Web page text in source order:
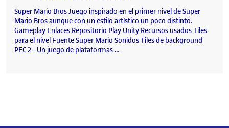
Super Mario Bros Juego inspirado en el primer nivel de Super
Mario Bros aunque con un estilo artístico un poco distinto.
Gameplay Enlaces Repositorio Play Unity Recursos usados Tiles
para el nivel Fuente Super Mario Sonidos Tiles de background
PEC 2 - Un juego de plataformas …